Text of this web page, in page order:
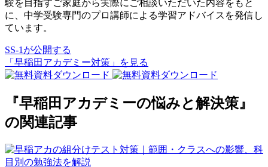
験を目指すご家庭から実際にご相談いただいた内容をもと
に、中学受験専門のプロ講師による学習アドバイスを発信し
ています。
SS-1が公開する
「早稲田アカデミー対策」を見る
『早稲田アカデミーの悩みと解決策』
の関連記事